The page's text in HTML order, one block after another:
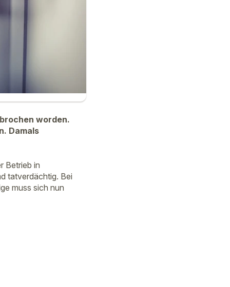
worden.
Damals
Betrieb in
tatverdächtig. Bei
muss sich nun